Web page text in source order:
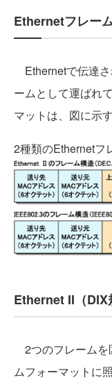
Ethernetフレー
Ethernetで伝達
ームとして運ばれ
マットは、図に示
2種類のEthernetフ
Ethernet II（DIX
2つのフレームを
ムフォーマットに